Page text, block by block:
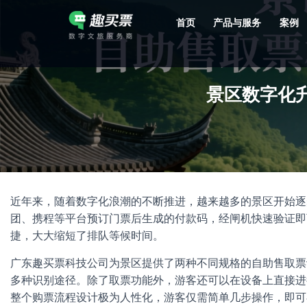
首页 产品与服务 案例
景区数字化
近年来，随着数字化浪潮的不断推进，越来越多的景区开始
团、携程等平台预订门票后生成的付款码，经闸机快速验证
捷，大大缩短了排队等候时间。
广东趣买票科技公司为景区提供了两种不同规格的自助售取
多种识别途径。除了取票功能外，游客还可以在设备上直接
整个购票流程设计极为人性化，游客仅需简单几步操作，即